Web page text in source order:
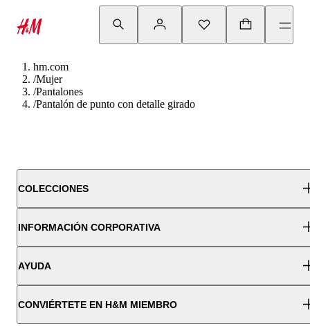
hm.com
/Mujer
/Pantalones
/Pantalón de punto con detalle girado
COLECCIONES
INFORMACIÓN CORPORATIVA
AYUDA
CONVIÉRTETE EN H&M MIEMBRO